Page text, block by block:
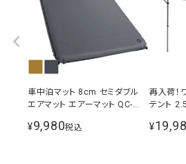
車中泊マット 8cm セミダブル
エアマット エアーマット QC-
¥9,980税込
再入荷！
テント
べるサイ
¥